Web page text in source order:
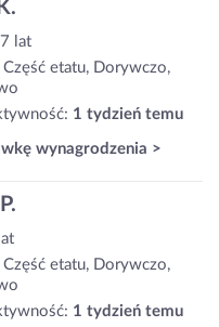
lat
Część etatu, Dorywczo,
1 tydzień temu
wynagrodzenia >
Część etatu, Dorywczo,
1 tydzień temu